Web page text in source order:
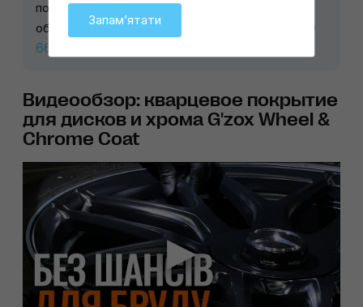
полную техподдержку, с выездами на ваш
объект. Подробнее по телефону:
+38 093 170
66 24
Видеообзор: кварцевое покрытие
для дисков и хрома G'zox Wheel &
Chrome Coat
Запамʼятати